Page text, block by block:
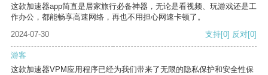
这款加速器app简直是居家旅行必备神器，无论是看视频、玩游戏还是工
作办公，都能畅享高速网络，再也不用担心网速卡顿了。
2024-07-30
支持[0] 反对[0]
游客
这款加速器VPM应用程序已经为我们带来了无限的隐私保护和安全性保